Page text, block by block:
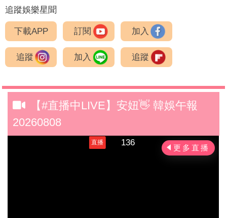
追蹤娛樂星聞
下載APP 訂閱 加入
追蹤 加入 追蹤
【#直播中LIVE】安妞👋 韓娛午報
20260808